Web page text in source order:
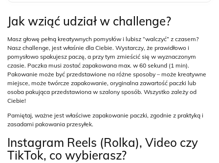
Jak wziąć udział w challenge?
Masz głowę pełną kreatywnych pomysłów i lubisz “walczyć” z czasem?
Nasz challenge, jest właśnie dla Ciebie. Wystarczy, że prawidłowo i
pomysłowo spakujesz paczę, a przy tym zmieścić się w wyznaczonym
czasie. Paczka musi zostać zapakowana max. w 60 sekund (1 min).
Pakowanie może być przedstawione na różne sposoby – może kreatywne
miejsce, może twórcze zapakowanie, oryginalna zawartość paczki lub
osoba pakująca przedstawiona w szalony sposób. Wszystko zależy od
Ciebie!
Pamiętaj, ważne jest właściwe zapakowanie paczki, zgodnie z praktyką i
zasadami pakowania przesyłek.
Instagram Reels (Rolka), Video czy
TikTok, co wybierasz?